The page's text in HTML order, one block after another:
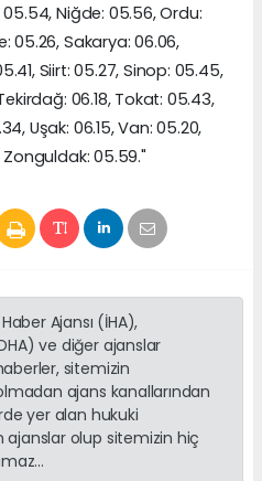
05.54, Niğde: 05.56, Ordu:
05.26, Sakarya: 06.06,
Siirt: 05.27, Sinop: 05.45,
06.18, Tokat: 05.43,
Uşak: 06.15, Van: 05.20,
Zonguldak: 05.59."
Ajansı (İHA),
ve diğer ajanslar
sitemizin
ajans kanallarından
yer alan hukuki
olup sitemizin hiç